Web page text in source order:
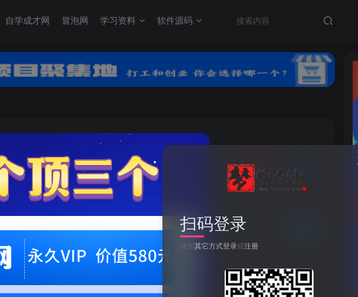
自学成才网 冒泡网 学习资料 软件源码
关注
0 15 4
四下语文园地七：配套练习
此内容为付费资源，请付费后查看
梦币9.9
扫码登录
使用其它方式登录或注册